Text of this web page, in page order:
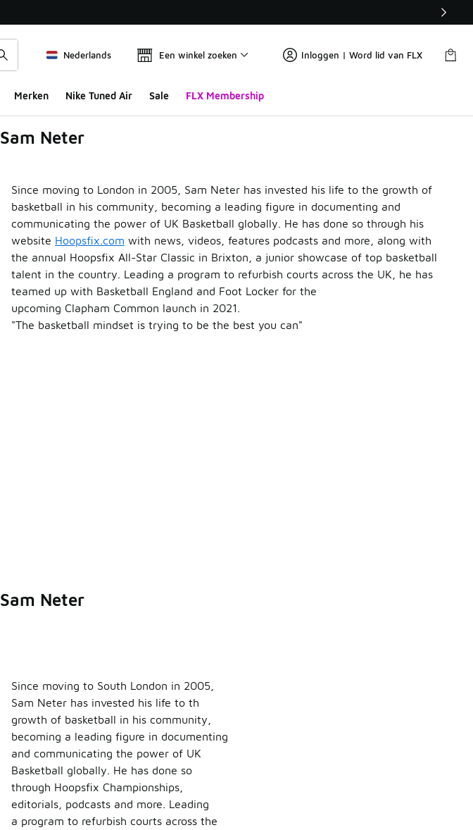
Nederlands Een winkel zoeken Inloggen | Word lid van FLX
Merken Nike Tuned Air Sale FLX Membership
Sam Neter
Since moving to London in 2005, Sam Neter has invested his life to the growth of
basketball in his community, becoming a leading figure in documenting and
communicating the power of UK Basketball globally. He has done so through his
website Hoopsfix.com with news, videos, features podcasts and more, along with
the annual Hoopsfix All-Star Classic in Brixton, a junior showcase of top basketball
talent in the country. Leading a program to refurbish courts across the UK, he has
teamed up with Basketball England and Foot Locker for the
upcoming Clapham Common launch in 2021.
"The basketball mindset is trying to be the best you can"
Sam Neter
Since moving to South London in 2005,
Sam Neter has invested his life to th
growth of basketball in his community,
becoming a leading figure in documenting
and communicating the power of UK
Basketball globally. He has done so
through Hoopsfix Championships,
editorials, podcasts and more. Leading
a program to refurbish courts across the